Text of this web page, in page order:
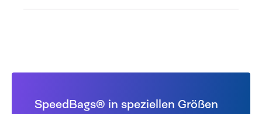
SpeedBags® in speziellen Größen